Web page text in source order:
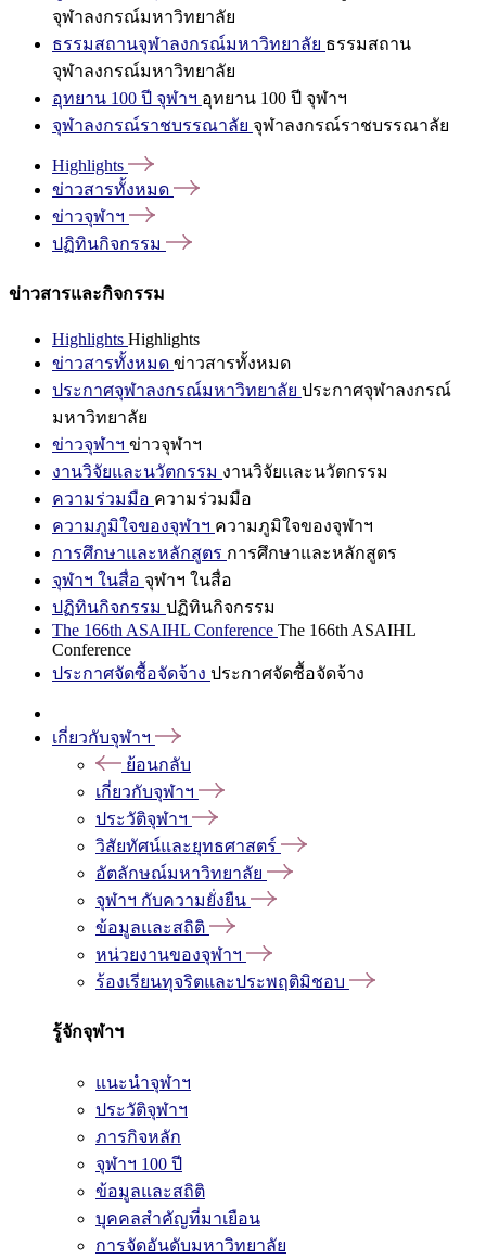
จุฬาลงกรณ์มหาวิทยาลัย
ธรรมสถานจุฬาลงกรณ์มหาวิทยาลัย ธรรมสถาน
จุฬาลงกรณ์มหาวิทยาลัย
อุทยาน 100 ปี จุฬาฯ อุทยาน 100 ปี จุฬาฯ
จุฬาลงกรณ์ราชบรรณาลัย จุฬาลงกรณ์ราชบรรณาลัย
Highlights
ข่าวสารทั้งหมด
ข่าวจุฬาฯ
ปฏิทินกิจกรรม
ข่าวสารและกิจกรรม
Highlights Highlights
ข่าวสารทั้งหมด ข่าวสารทั้งหมด
ประกาศจุฬาลงกรณ์มหาวิทยาลัย ประกาศจุฬาลงกรณ์
มหาวิทยาลัย
ข่าวจุฬาฯ ข่าวจุฬาฯ
งานวิจัยและนวัตกรรม งานวิจัยและนวัตกรรม
ความร่วมมือ ความร่วมมือ
ความภูมิใจของจุฬาฯ ความภูมิใจของจุฬาฯ
การศึกษาและหลักสูตร การศึกษาและหลักสูตร
จุฬาฯ ในสื่อ จุฬาฯ ในสื่อ
ปฏิทินกิจกรรม ปฏิทินกิจกรรม
The 166th ASAIHL Conference The 166th ASAIHL
Conference
ประกาศจัดซื้อจัดจ้าง ประกาศจัดซื้อจัดจ้าง
เกี่ยวกับจุฬาฯ
ย้อนกลับ
เกี่ยวกับจุฬาฯ
ประวัติจุฬาฯ
วิสัยทัศน์และยุทธศาสตร์
อัตลักษณ์มหาวิทยาลัย
จุฬาฯ กับความยั่งยืน
ข้อมูลและสถิติ
หน่วยงานของจุฬาฯ
ร้องเรียนทุจริตและประพฤติมิชอบ
รู้จักจุฬาฯ
แนะนำจุฬาฯ
ประวัติจุฬาฯ
ภารกิจหลัก
จุฬาฯ 100 ปี
ข้อมูลและสถิติ
บุคคลสำคัญที่มาเยือน
การจัดอันดับมหาวิทยาลัย